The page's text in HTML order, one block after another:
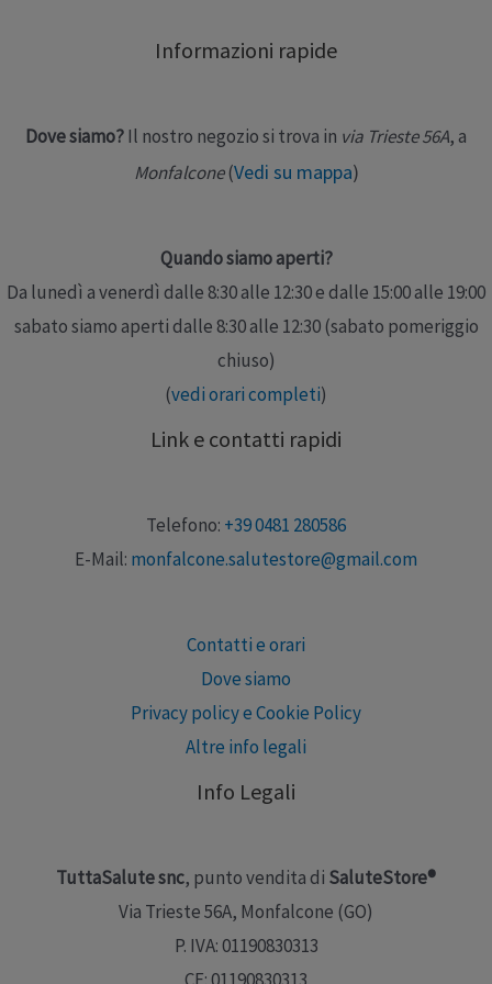
indossare e da portare, assicura …
Leggi altro »
Informazioni rapide
Dove siamo?Il nostro negozio si trova in via Trieste 56A, a
Monfalcone(Vedi su mappa)
Quando siamo aperti?
Da lunedì a venerdì dalle 8:30 alle 12:30 e dalle 15:00 alle 19:00
sabato siamo aperti dalle 8:30 alle 12:30 (sabato pomeriggio
chiuso)
(vedi orari completi)
Link e contatti rapidi
Telefono: +39 0481 280586
E-Mail: monfalcone.salutestore@gmail.com
Contatti e orari
Dove siamo
Privacy policy e Cookie Policy
Altre info legali
Info Legali
TuttaSalute snc, punto vendita di SaluteStore®
Via Trieste 56A, Monfalcone (GO)
P. IVA: 01190830313